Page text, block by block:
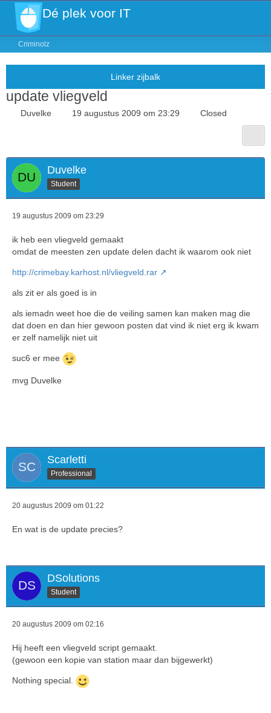
Dé plek voor IT
Criminolz
update vliegveld
Duvelke 19 augustus 2009 om 23:29 Closed
Duvelke
Student
19 augustus 2009 om 23:29
ik heb een vliegveld gemaakt
omdat de meesten zen update delen dacht ik waarom ook niet
http://crimebay.karhost.nl/vliegveld.rar
als zit er als goed is in
als iemadn weet hoe die de veiling samen kan maken mag die
dat doen en dan hier gewoon posten dat vind ik niet erg ik kwam
er zelf namelijk niet uit
suc6 er mee
mvg Duvelke
Scarletti
Professional
20 augustus 2009 om 01:22
En wat is de update precies?
DSolutions
Student
20 augustus 2009 om 02:16
Hij heeft een vliegveld script gemaakt.
(gewoon een kopie van station maar dan bijgewerkt)
Nothing special.